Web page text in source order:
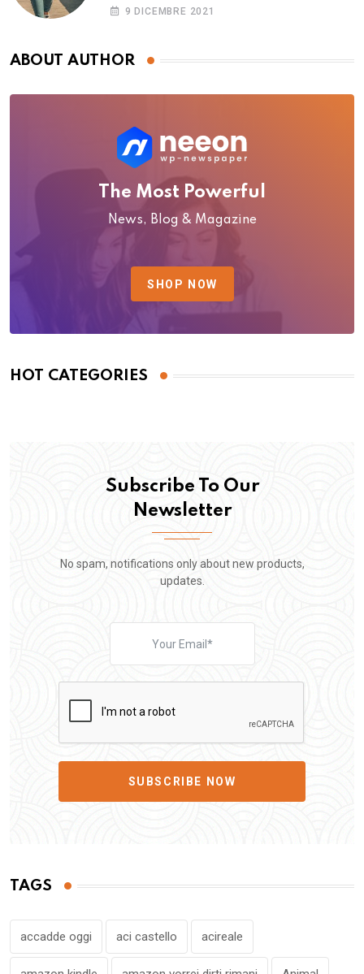
9 DICEMBRE 2021
ABOUT AUTHOR
The Most Powerful
News, Blog & Magazine
SHOP NOW
HOT CATEGORIES
Subscribe To Our
Newsletter
No spam, notifications only about new products,
updates.
SUBSCRIBE NOW
TAGS
accadde oggi aci castello acireale